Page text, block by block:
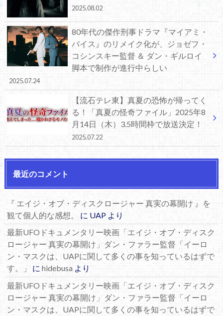
2025.08.02
80年代の傑作刑事ドラマ『マイアミ・
バイス』のリメイク化が、ジョゼフ・
コシンスキー監督 ＆ ダン・ギルロイ
脚本で制作が進行中らしい
2025.07.24
【流石テレ東】真夏の恐怖が帰ってく
る！「真夏の怪奇ファイル」2025年8
月14日（木）3.5時間枠で放送決定！
2025.07.22
最近のコメント
『 エイジ・オブ・ディスクロージャー 真実の幕開け 』を
観て個人的な感想。
に UAPより
最新UFOドキュメンタリー映画「エイジ・オブ・ディスク
ロージャー 真実の幕開け」ダン・ファラー監督「イーロ
ン・マスクは、UAPに関して多くの事を知っているはずで
す。」
に hidebusaより
最新UFOドキュメンタリー映画「エイジ・オブ・ディスク
ロージャー 真実の幕開け」ダン・ファラー監督「イーロ
ン・マスクは、UAPに関して多くの事を知っているはずで